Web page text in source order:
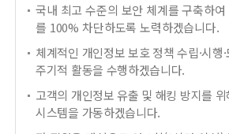
국내 최고 수준의 보안 체계를 구축하
를 100% 차단하도록 노력하겠습니다.
체계적인 개인정보 보호 정책 수립·시행
주기적 활동을 수행하겠습니다.
고객의 개인정보 유출 및 해킹 방지를
시스템을 가동하겠습니다.